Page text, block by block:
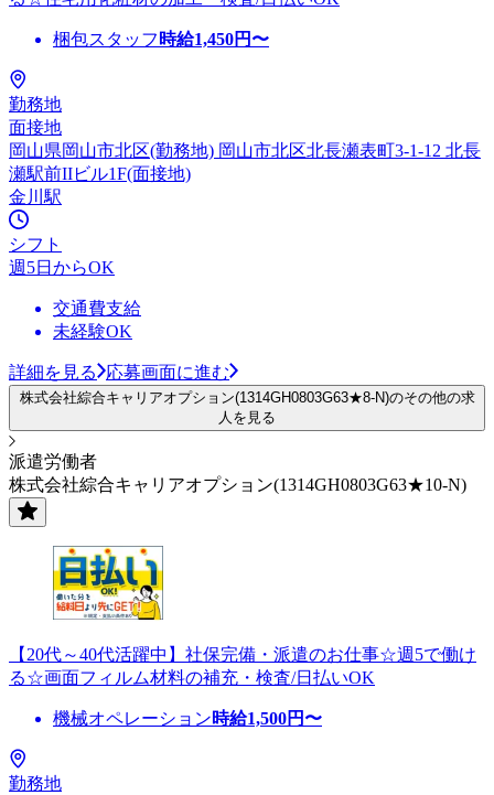
梱包スタッフ 時給1,450円〜
勤務地
面接地
岡山県岡山市北区(勤務地) 岡山市北区北長瀬表町3-1-12 北長
瀬駅前IIビル1F(面接地)
金川駅
シフト
週5日からOK
交通費支給
未経験OK
詳細を見る 応募画面に進む
株式会社綜合キャリアオプション(1314GH0803G63★8-N)のその他の求
人を見る
派遣労働者
株式会社綜合キャリアオプション(1314GH0803G63★10-N)
【20代～40代活躍中】社保完備・派遣のお仕事☆週5で働け
る☆画面フィルム材料の補充・検査/日払いOK
機械オペレーション時給1,500円〜
勤務地